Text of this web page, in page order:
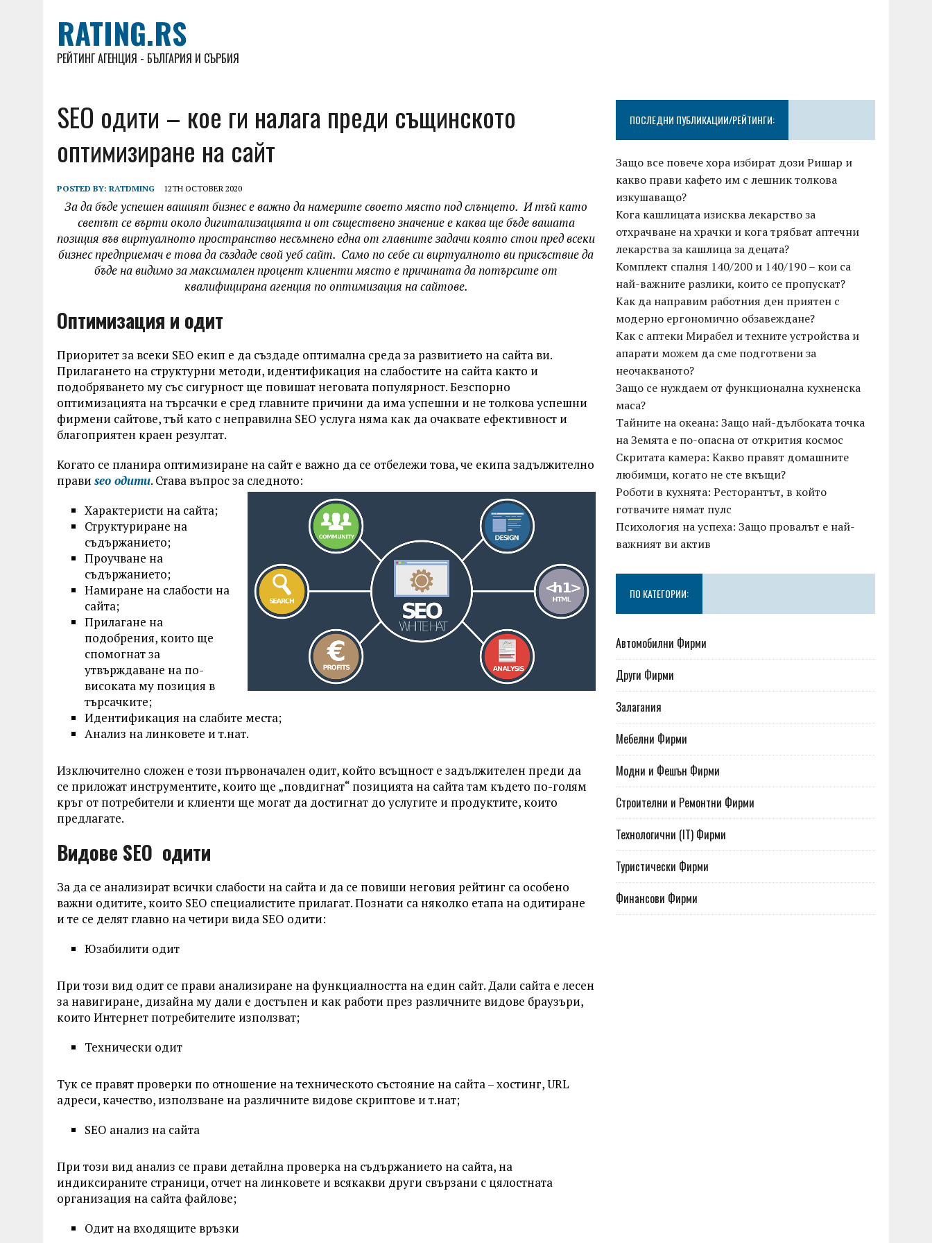
RATING.RS
РЕЙТИНГ АГЕНЦИЯ - БЪЛГАРИЯ И СЪРБИЯ
SEO одити – кое ги налага преди същинското
оптимизиране на сайт
POSTED BY: RATDMING 12TH OCTOBER 2020
За да бъде успешен вашият бизнес е важно да намерите своето място под слънцето. И тъй като
светът се върти около дигитализацията и от съществено значение е каква ще бъде вашата
позиция във виртуалното пространство несъмнено една от главните задачи която стои пред всеки
бизнес предприемач е това да създаде свой уеб сайт. Само по себе си виртуалното ви присъствие да
бъде на видимо за максимален процент клиенти място е причината да потърсите от
квалифицирана агенция по оптимизация на сайтове.
Оптимизация и одит
Приоритет за всеки SEO екип е да създаде оптимална среда за развитието на сайта ви.
Прилагането на структурни методи, идентификация на слабостите на сайта както и
подобряването му със сигурност ще повишат неговата популярност. Безспорно
оптимизацията на търсачки е сред главните причини да има успешни и не толкова успешни
фирмени сайтове, тъй като с неправилна SEO услуга няма как да очаквате ефективност и
благоприятен краен резултат.
Когато се планира оптимизиране на сайт е важно да се отбележи това, че екипа задължително
прави seo одити. Става въпрос за следното:
Характеристи на сайта;
Структуриране на
съдържанието;
Проучване на
съдържанието;
Намиране на слабости на
сайта;
Прилагане на
подобрения, които ще
спомогнат за
утвърждаване на по-
високата му позиция в
търсачките;
Идентификация на слабите места;
Анализ на линковете и т.нат.
Изключително сложен е този първоначален одит, който всъщност е задължителен преди да
се приложат инструментите, които ще „повдигнат“ позицията на сайта там където по-голям
кръг от потребители и клиенти ще могат да достигнат до услугите и продуктите, които
предлагате.
Видове SEO одити
За да се анализират всички слабости на сайта и да се повиши неговия рейтинг са особено
важни одитите, които SEO специалистите прилагат. Познати са няколко етапа на одитиране
и те се делят главно на четири вида SEO одити:
Юзабилити одит
При този вид одит се прави анализиране на функциалността на един сайт. Дали сайта е лесен
за навигиране, дизайна му дали е достъпен и как работи през различните видове браузъри,
които Интернет потребителите използват;
Технически одит
Тук се правят проверки по отношение на техническото състояние на сайта – хостинг, URL
адреси, качество, използване на различните видове скриптове и т.нат;
SEO анализ на сайта
При този вид анализ се прави детайлна проверка на съдържанието на сайта, на
индиксираните страници, отчет на линковете и всякакви други свързани с цялостната
организация на сайта файлове;
Одит на входящите връзки
ПОСЛЕДНИ ПУБЛИКАЦИИ/РЕЙТИНГИ:
Защо все повече хора избират дози Ришар и
какво прави кафето им с лешник толкова
изкушаващо?
Кога кашлицата изисква лекарство за
отхрачване на храчки и кога трябват аптечни
лекарства за кашлица за децата?
Комплект спалня 140/200 и 140/190 – кои са
най-важните разлики, които се пропускат?
Как да направим работния ден приятен с
модерно ергономично обзавеждане?
Как с аптеки Мирабел и техните устройства и
апарати можем да сме подготвени за
неочакваното?
Защо се нуждаем от функционална кухненска
маса?
Тайните на океана: Защо най-дълбоката точка
на Земята е по-опасна от открития космос
Скритата камера: Какво правят домашните
любимци, когато не сте вкъщи?
Роботи в кухнята: Ресторантът, в който
готвачите нямат пулс
Психология на успеха: Защо провалът е най-
важният ви актив
ПО КАТЕГОРИИ:
Автомобилни Фирми
Други Фирми
Залагания
Мебелни Фирми
Модни и Фешън Фирми
Строителни и Ремонтни Фирми
Технологични (IT) Фирми
Туристически Фирми
Финансови Фирми